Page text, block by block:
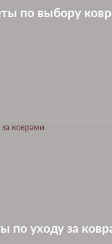
по выбору
по уходу за